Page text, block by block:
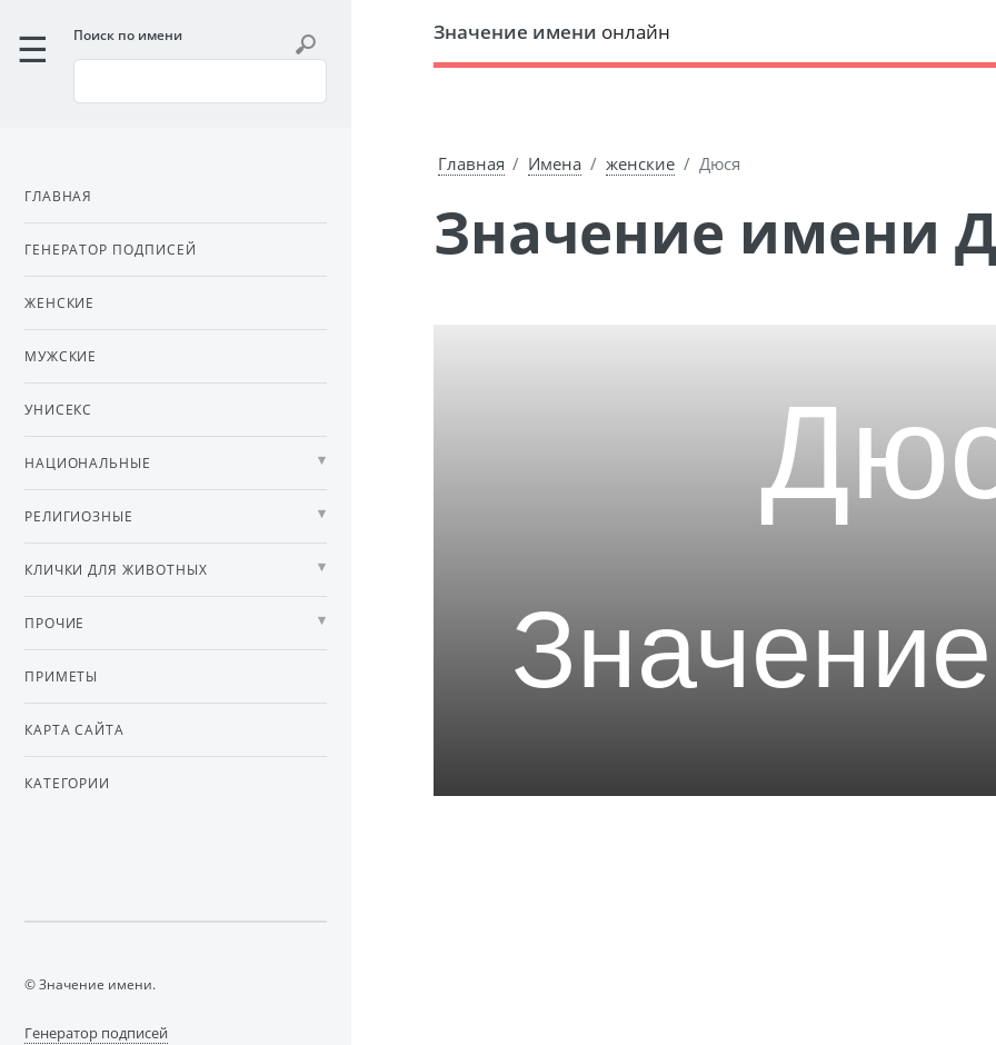
Значение имени онлайн
Главная Имена женские Дюся
Значение имени
Поиск по имени
ГЛАВНАЯ
ГЕНЕРАТОР ПОДПИСЕЙ
ЖЕНСКИЕ
МУЖСКИЕ
УНИСЕКС
НАЦИОНАЛЬНЫЕ
РЕЛИГИОЗНЫЕ
КЛИЧКИ ДЛЯ ЖИВОТНЫХ
ПРОЧИЕ
ПРИМЕТЫ
КАРТА САЙТА
КАТЕГОРИИ
© Значение имени.
Генератор подписей